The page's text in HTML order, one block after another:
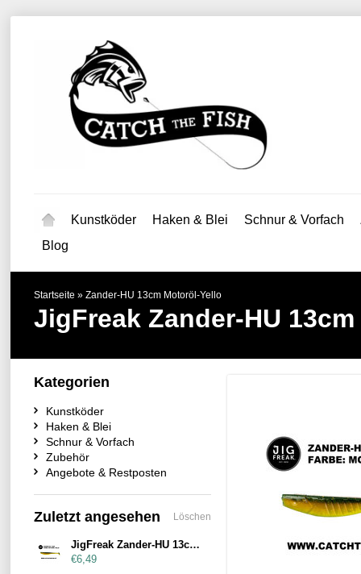
Kunstköder Haken & Blei Schnur & Vorfach
Blog
Startseite » Zander-HU 13cm Motoröl-Yello
JigFreak Zander-HU
Kategorien
Kunstköder
Haken & Blei
Schnur & Vorfach
Zubehör
Angebote & Restposten
Zuletzt angesehen Löschen
JigFreak Zander-HU 13cm Motoröl-Yello
€6,49